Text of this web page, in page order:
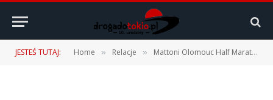
JESTEŚ TUTAJ: Home » Relacje » Mattoni Olomouc Half Marathon – 20.06.2015 r. – vol. 1